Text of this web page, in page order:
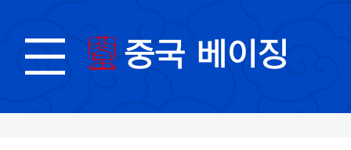
중국 베이징